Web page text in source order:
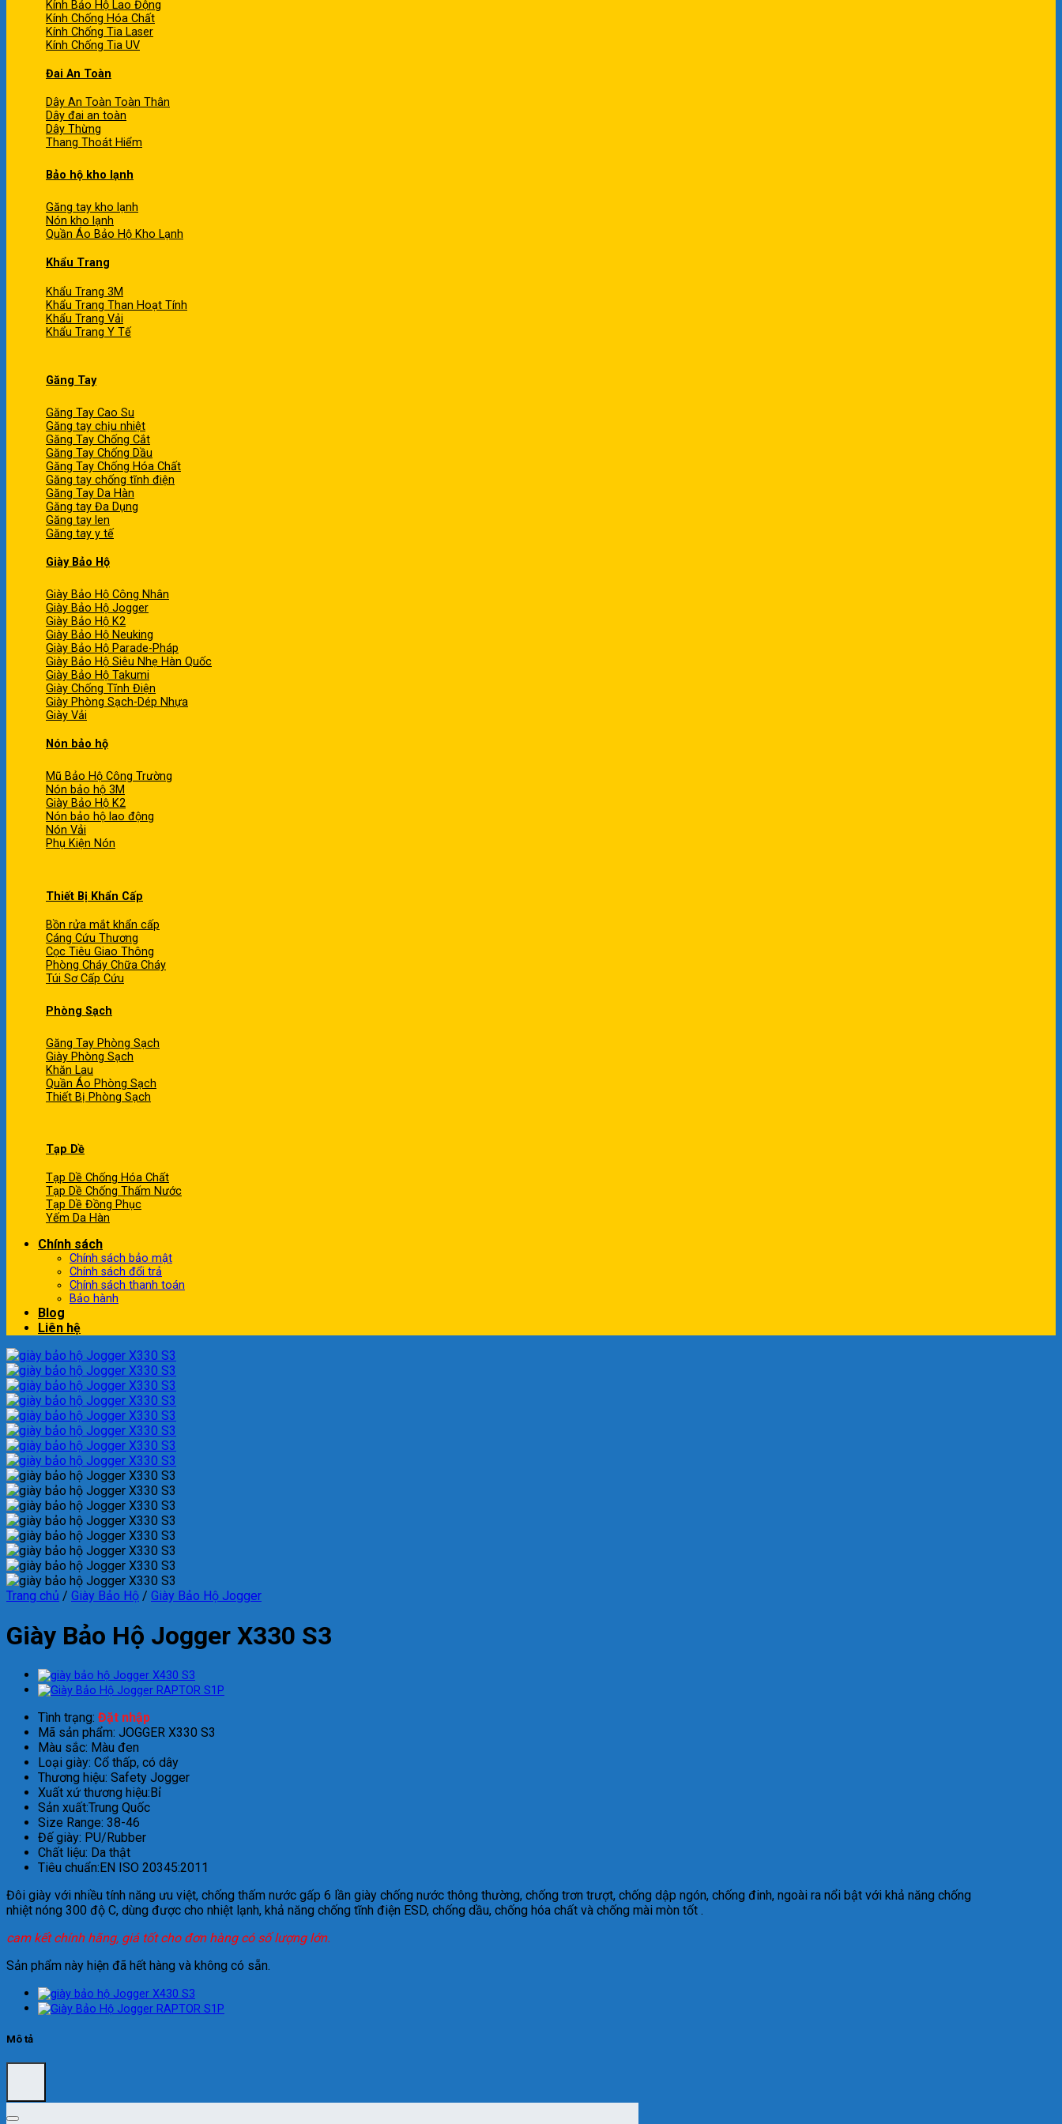
Kính Bảo Hộ Lao Động
Kính Chống Hóa Chất
Kính Chống Tia Laser
Kính Chống Tia UV
Đai An Toàn
Dây An Toàn Toàn Thân
Dây đai an toàn
Dây Thừng
Thang Thoát Hiểm
Bảo hộ kho lạnh
Găng tay kho lạnh
Nón kho lạnh
Quần Áo Bảo Hộ Kho Lạnh
Khẩu Trang
Khẩu Trang 3M
Khẩu Trang Than Hoạt Tính
Khẩu Trang Vải
Khẩu Trang Y Tế
Găng Tay
Găng Tay Cao Su
Găng tay chịu nhiệt
Găng Tay Chống Cắt
Găng Tay Chống Dầu
Găng Tay Chống Hóa Chất
Găng tay chống tĩnh điện
Găng Tay Da Hàn
Găng tay Đa Dụng
Găng tay len
Găng tay y tế
Giày Bảo Hộ
Giày Bảo Hộ Công Nhân
Giày Bảo Hộ Jogger
Giày Bảo Hộ K2
Giày Bảo Hộ Neuking
Giày Bảo Hộ Parade-Pháp
Giày Bảo Hộ Siêu Nhẹ Hàn Quốc
Giày Bảo Hộ Takumi
Giày Chống Tĩnh Điện
Giày Phòng Sạch-Dép Nhựa
Giày Vải
Nón bảo hộ
Mũ Bảo Hộ Công Trường
Nón bảo hộ 3M
Giày Bảo Hộ K2
Nón bảo hộ lao động
Nón Vải
Phụ Kiện Nón
Thiết Bị Khẩn Cấp
Bồn rửa mắt khẩn cấp
Cáng Cứu Thương
Cọc Tiêu Giao Thông
Phòng Cháy Chữa Cháy
Túi Sơ Cấp Cứu
Phòng Sạch
Găng Tay Phòng Sạch
Giày Phòng Sạch
Khăn Lau
Quần Áo Phòng Sạch
Thiết Bị Phòng Sạch
Tạp Dề
Tạp Dề Chống Hóa Chất
Tạp Dề Chống Thấm Nước
Tạp Dề Đồng Phục
Yếm Da Hàn
Chính sách
Chính sách bảo mật
Chính sách đổi trả
Chính sách thanh toán
Bảo hành
Blog
Liên hệ
Trang chủ / Giày Bảo Hộ / Giày Bảo Hộ Jogger
Giày Bảo Hộ Jogger X330 S3
Tình trạng: Đặt nhập
Mã sản phẩm: JOGGER X330 S3
Màu sắc: Màu đen
Loại giày: Cổ thấp, có dây
Thương hiệu: Safety Jogger
Xuất xứ thương hiệu:Bỉ
Sản xuất:Trung Quốc
Size Range: 38-46
Đế giày: PU/Rubber
Chất liệu: Da thật
Tiêu chuẩn:EN ISO 20345:2011
Đôi giày với nhiều tính năng ưu việt, chống thấm nước gấp 6 lần giày chống nước thông thường, chống trơn trượt, chống dập ngón, chống đinh, ngoài ra nổi bật với khả năng chống
nhiệt nóng 300 độ C, dùng được cho nhiệt lạnh, khả năng chống tĩnh điện ESD, chống dầu, chống hóa chất và chống mài mòn tốt .
cam kết chính hãng, giá tốt cho đơn hàng có số lượng lớn.
Sản phẩm này hiện đã hết hàng và không có sẵn.
Mô tả